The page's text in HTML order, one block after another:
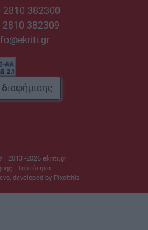
2810 382300
2810 382309
| 2013 -2026 ekriti.gr
Ταυτότητα
, developed by Pixelthis